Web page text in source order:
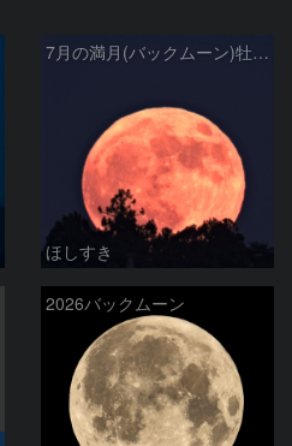
7月の満月(バックムーン)牡鹿の月
ほしすき
2026バックムーン